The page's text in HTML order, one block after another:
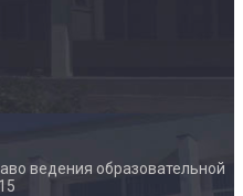
ведения образовательной